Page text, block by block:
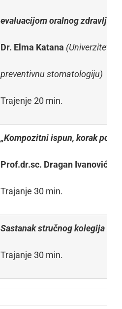
evaluacijom oralnog zdravlja
Dr. Elma Katana (Univerzitet u
preventivnu stomatologiju)
Trajenje 20 min.
„Kompozitni ispun, korak po
Prof.dr.sc. Dragan Ivanović
Trajanje 30 min.
Sastanak stručnog kolegija
Trajanje 30 min.